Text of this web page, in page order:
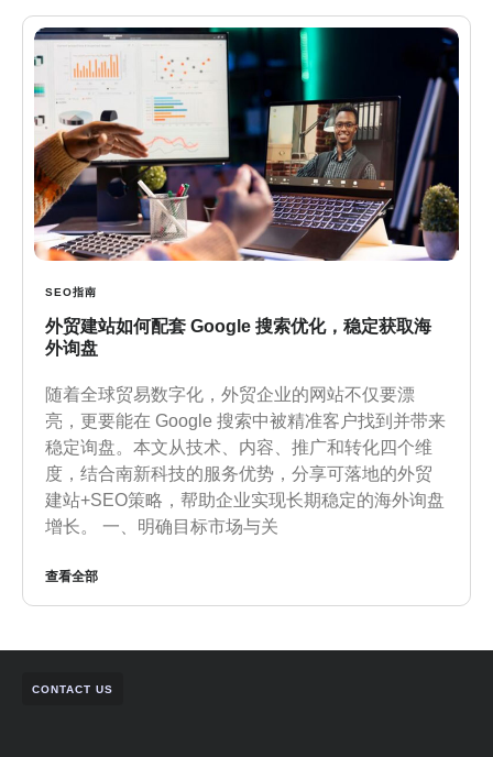
SEO指南
外贸建站如何配套 Google 搜索优化，稳定获取海
外询盘
随着全球贸易数字化，外贸企业的网站不仅要漂
亮，更要能在 Google 搜索中被精准客户找到并带来
稳定询盘。本文从技术、内容、推广和转化四个维
度，结合南新科技的服务优势，分享可落地的外贸
建站+SEO策略，帮助企业实现长期稳定的海外询盘
增长。 一、明确目标市场与关
查看全部
CONTACT US